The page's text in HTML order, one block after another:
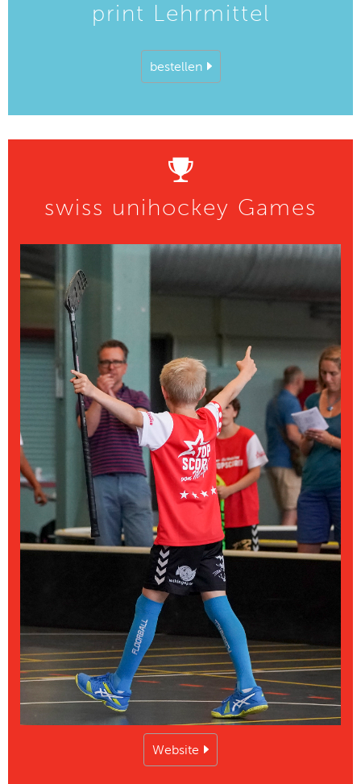
print Lehrmittel
bestellen
swiss unihockey Games
Website